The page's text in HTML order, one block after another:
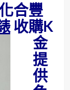
合豐
收購K
金
提
供